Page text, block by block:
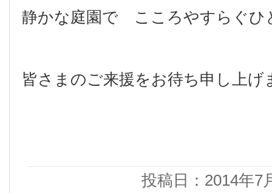
静かな庭園で こころやすらぐひ
皆さまのご来援をお待ち申し上げ
投稿日：2014年7